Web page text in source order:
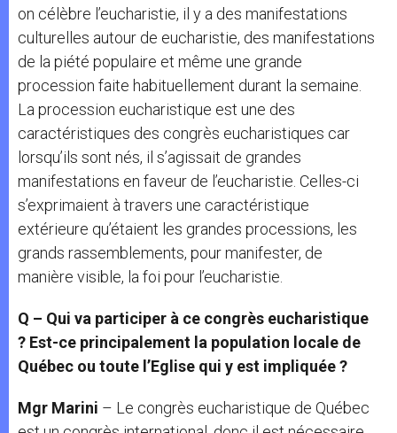
on célèbre l’eucharistie, il y a des manifestations
culturelles autour de eucharistie, des manifestations
de la piété populaire et même une grande
procession faite habituellement durant la semaine.
La procession eucharistique est une des
caractéristiques des congrès eucharistiques car
lorsqu’ils sont nés, il s’agissait de grandes
manifestations en faveur de l’eucharistie. Celles-ci
s’exprimaient à travers une caractéristique
extérieure qu’étaient les grandes processions, les
grands rassemblements, pour manifester, de
manière visible, la foi pour l’eucharistie.
Q – Qui va participer à ce congrès eucharistique
? Est-ce principalement la population locale de
Québec ou toute l’Eglise qui y est impliquée ?
Mgr Marini – Le congrès eucharistique de Québec